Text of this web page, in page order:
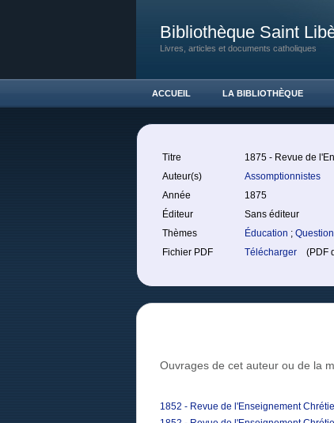
Bibliothèque Saint
Livres, articles et documents catholiques
ACCUEIL LA BIBLIOTHÈQUE
Titre
1875 - Revue de
Auteur(s)
Assomptionnistes
Année
1875
Éditeur
Sans éditeur
Thèmes
Éducation ;
Fichier PDF
Télécharger (PDF
Ouvrages de cet auteur ou de la
1852 - Revue de l'Enseignement